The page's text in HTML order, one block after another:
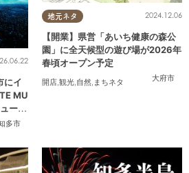
多市
にイ
MU
ージ
下旬
,友人
地元ネタ
大府市
2024.12.06
【開業】県営「あいち健康の森公
園」に全天候型の遊び場が2026年
春頃オープン予定
開店 観光 自然 まちネタ